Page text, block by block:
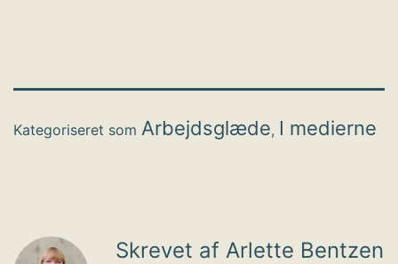
Kategoriseret som Arbejdsglæde, I medierne
Skrevet af Arlette Bentzen